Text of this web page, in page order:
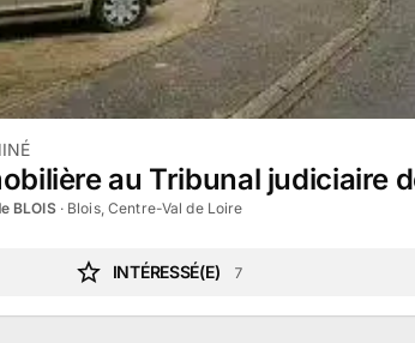
au Tribunal judiciaire
BLOIS· Blois, Centre-Val de Loire
INTÉRESSÉ(E) 7